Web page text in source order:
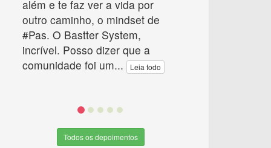
além e te faz ver a vida por
outro caminho, o mindset de
#Pas. O Bastter System,
incrível. Posso dizer que a
comunidade foi um... Leia todo
Todos os depoimentos